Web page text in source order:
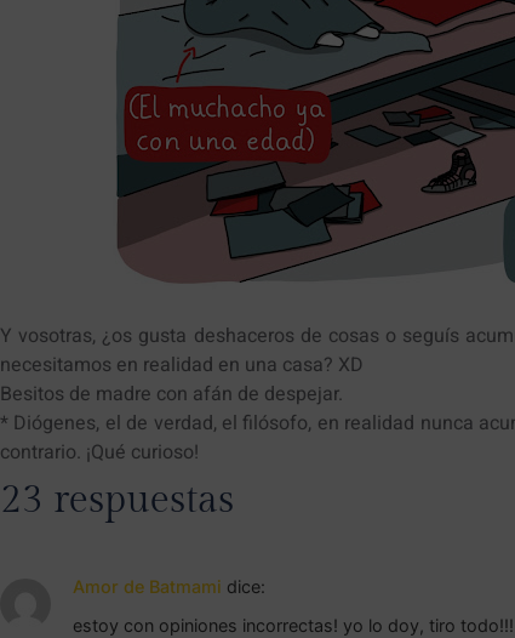
Y vosotras, ¿os gusta deshaceros de cosas o seguís
necesitamos en realidad en una casa? XD
Besitos de madre con afán de despejar.
* Diógenes, el de verdad, el filósofo, en realidad nunca
contrario. ¡Qué curioso!
23 respuestas
Amor de Batmami dice:
estoy con opiniones incorrectas! yo lo doy, tiro